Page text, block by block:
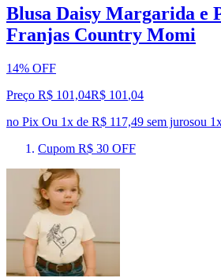
Blusa Daisy Margarida e
Franjas Country Momi
14% OFF
Preço R$ 101,04R$ 101 ,04
no Pix Ou 1x de R$ 117,49 sem jurosou 1
Cupom R$ 30 OFF